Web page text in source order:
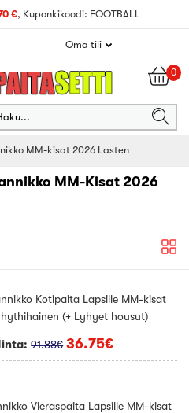
€, Kuponkikoodi: FOOTBALL
Oma tili
0
MM-kisat 2026 Lasten
MM-Kisat 2026
Kotipaita Lapsille MM-kisat
(+ Lyhyet housut)
91.88€ 36.75€
Vieraspaita Lapsille MM-kisat